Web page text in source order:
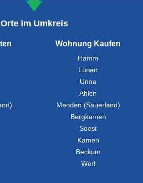
Orte im Umkreis
Wohnung Kaufen
Hamm
Lünen
Unna
Ahlen
Menden (Sauerland)
Bergkamen
Soest
Kamen
Beckum
Werl